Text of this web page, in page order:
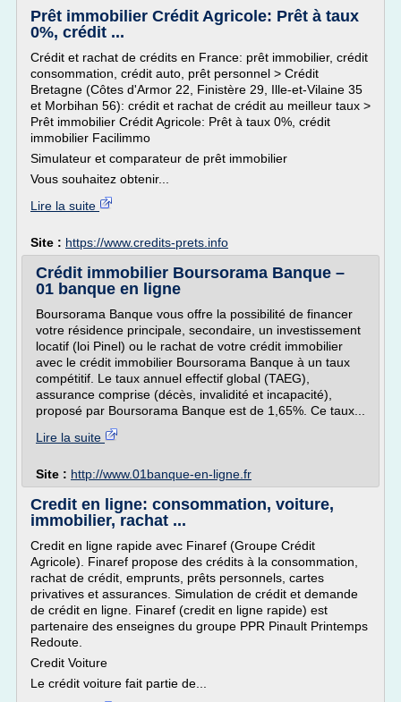
Prêt immobilier Crédit Agricole: Prêt à taux
0%, crédit ...
Crédit et rachat de crédits en France: prêt immobilier, crédit
consommation, crédit auto, prêt personnel > Crédit
Bretagne (Côtes d'Armor 22, Finistère 29, Ille-et-Vilaine 35
et Morbihan 56): crédit et rachat de crédit au meilleur taux >
Prêt immobilier Crédit Agricole: Prêt à taux 0%, crédit
immobilier Facilimmo
Simulateur et comparateur de prêt immobilier
Vous souhaitez obtenir...
Lire la suite
Site : https://www.credits-prets.info
Crédit immobilier Boursorama Banque –
01 banque en ligne
Boursorama Banque vous offre la possibilité de financer
votre résidence principale, secondaire, un investissement
locatif (loi Pinel) ou le rachat de votre crédit immobilier
avec le crédit immobilier Boursorama Banque à un taux
compétitif. Le taux annuel effectif global (TAEG),
assurance comprise (décès, invalidité et incapacité),
proposé par Boursorama Banque est de 1,65%. Ce taux...
Lire la suite
Site : http://www.01banque-en-ligne.fr
Credit en ligne: consommation, voiture,
immobilier, rachat ...
Credit en ligne rapide avec Finaref (Groupe Crédit
Agricole). Finaref propose des crédits à la consommation,
rachat de crédit, emprunts, prêts personnels, cartes
privatives et assurances. Simulation de crédit et demande
de crédit en ligne. Finaref (credit en ligne rapide) est
partenaire des enseignes du groupe PPR Pinault Printemps
Redoute.
Credit Voiture
Le crédit voiture fait partie de...